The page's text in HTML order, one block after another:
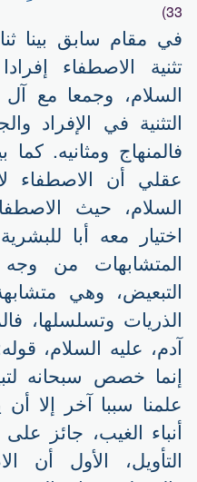
33)
في مقام سابق بينا
تثنية الاصطفاء
السلام، وجمعا مع
التثنية في الإفراد
فالمنهاج ومثانيه. كما
عقلي أن الاصطفاء
السلام، حيث
اختيار معه أبا
المتشابهات من
التبعيض، وهي
الذريات وتسلسلها،
آدم، عليه السلام،
إنما خصص سبحانه
علمنا سببا آخر إلا
أنباء الغيب، جائز
التأويل، الأول أن